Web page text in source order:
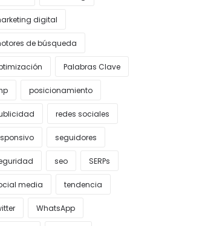
digital
de búsqueda
Palabras Clave
posicionamiento
redes sociales
seguidores
seo SERPs
media tendencia
WhatsApp